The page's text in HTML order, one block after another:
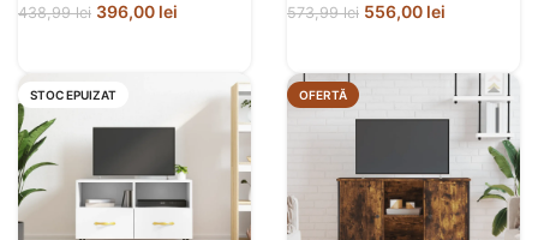
438,99lei 396,00 lei 573,99lei 556,00 lei
STOC EPUIZAT OFERTĂ